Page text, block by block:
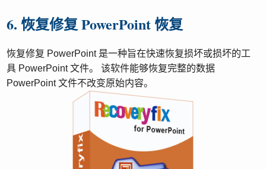
6. 恢复修复 PowerPoint 恢复
恢复修复 PowerPoint 是一种旨在快速恢复损坏或损坏的工
具 PowerPoint 文件。 该软件能够恢复完整的数据
PowerPoint 文件不改变原始内容。